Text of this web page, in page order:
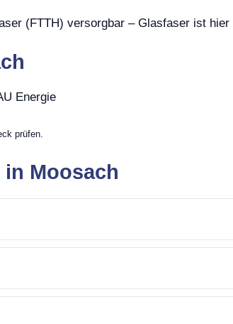
(FTTH) versorgbar – Glasfaser ist hier
Energie
prüfen.
Moosach